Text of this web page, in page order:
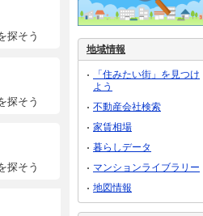
探そう
探そう
探そう
地域情報
「住みたい街」を見つけ
よう
不動産会社検索
家賃相場
暮らしデータ
マンションライブラリー
地図情報